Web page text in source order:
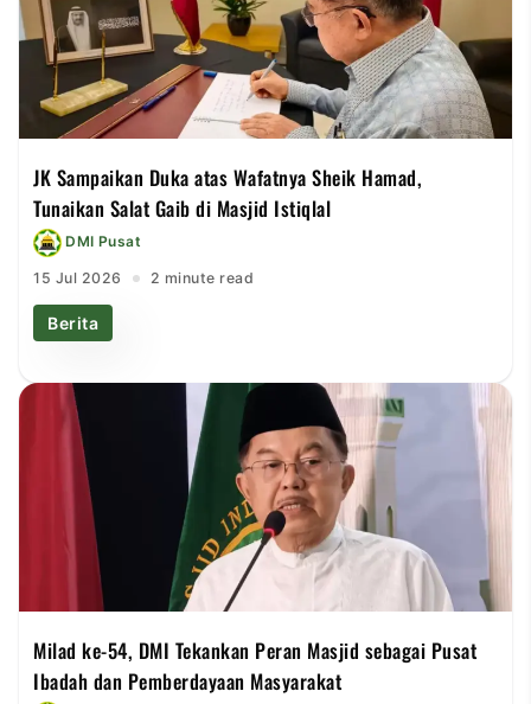
JK Sampaikan Duka atas Wafatnya Sheik Hamad,
Tunaikan Salat Gaib di Masjid Istiqlal
DMI Pusat
15 Jul 2026 2 minute read
Berita
Milad ke-54, DMI Tekankan Peran Masjid sebagai Pusat
Ibadah dan Pemberdayaan Masyarakat